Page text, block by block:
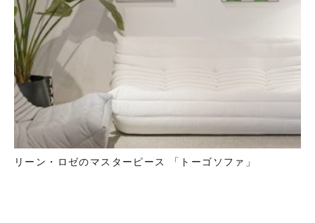
リーン・ロゼのマスターピース 「トーゴソファ」